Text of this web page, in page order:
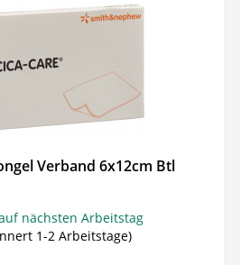
Verband 6x12cm Btl
nächsten Arbeitstag
1-2 Arbeitstage)